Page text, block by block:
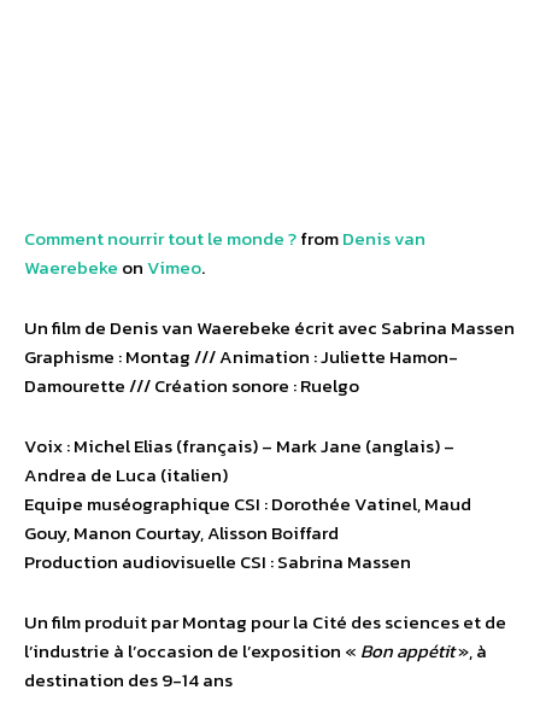
Comment nourrir tout le monde ?fromDenis van
Waerebeke onVimeo.
Un film de Denis van Waerebeke écrit avec Sabrina Massen
Graphisme : Montag /// Animation : Juliette Hamon-
Damourette /// Création sonore : Ruelgo
Voix : Michel Elias (français) – Mark Jane (anglais) –
Andrea de Luca (italien)
Equipe muséographique CSI : Dorothée Vatinel, Maud
Gouy, Manon Courtay, Alisson Boiffard
Production audiovisuelle CSI : Sabrina Massen
Un film produit par Montag pour la Cité des sciences et de
l’industrie à l’occasion de l’exposition « Bon appétit», à
destination des 9-14 ans